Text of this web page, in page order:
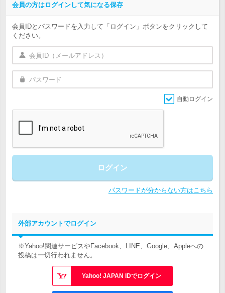
会員の方はログインして気になる保存
会員IDとパスワードを入力して「ログイン」ボタンをクリックして
ください。
自動ログイン
ログイン
パスワードが分からない方はこちら
外部アカウントでログイン
※Yahoo!関連サービスやFacebook、LINE、Google、Appleへの
投稿は一切行われません。
Yahoo! JAPAN IDでログイン